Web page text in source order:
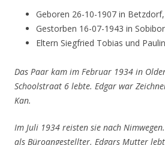
Geboren 26-10-1907 in
Gestorben 16-07-1943 in
Eltern Siegfried Tobias und
Das Paar kam im Februar 1934 in
Schoolstraat 6 lebte. Edgar war
Kan.
Im Juli 1934 reisten sie nach
als Büroangestellter. Edgars Mutter